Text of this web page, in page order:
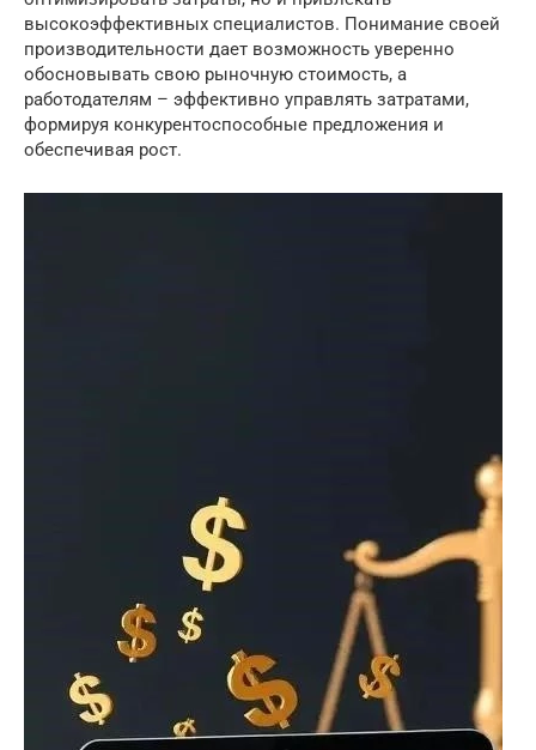
высокоэффективных специалистов. Понимание своей
производительности дает возможность уверенно
обосновывать свою рыночную стоимость, а
работодателям – эффективно управлять затратами,
формируя конкурентоспособные предложения и
обеспечивая рост.